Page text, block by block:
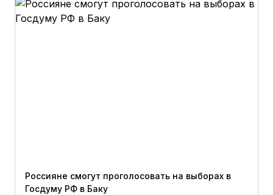
Россияне смогут проголосовать на выборах в
Госдуму РФ в Баку